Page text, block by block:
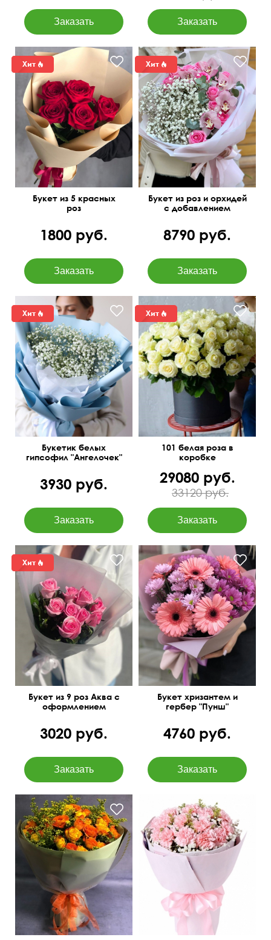
50 см 15 см
Букет из 5 красных
роз
1800 руб.
Букет из роз и орхидей
с добавлением
8790 руб.
Букетик белых
гипсофил "Ангелочек"
3930 руб.
101 белая роза в
коробке
29080 руб.
33120 руб.
Букет из 9 роз Аква с
оформлением
3020 руб.
Букет хризантем и
гербер "Пунш"
4760 руб.
Оранжевые розы,
солидаго
50 см
40 см
Бесплатная доставка
цветов в Иркутске
35 см